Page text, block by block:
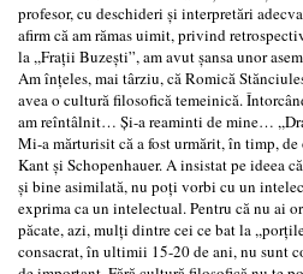
profesor, cu deschideri şi interpretări
afirm că am rămas uimit, privind
la ,,Fraţii Buzeşti”, am avut şansa unor
Am înţeles, mai târziu, că Romică
avea o cultură filosofică temeinică.
am reîntâlnit… Şi-a reaminti de mine…
Mi-a mărturisit că a fost urmărit, în timp,
Kant şi Schopenhauer. A insistat pe ideea
şi bine asimilată, nu poţi vorbi cu un
exprima ca un intelectual. Pentru că nu ai
păcate, azi, mulţi dintre cei ce bat la
consacrat, în ultimii 15-20 de ani, nu sunt